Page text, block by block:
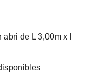
de L 3,00m x l